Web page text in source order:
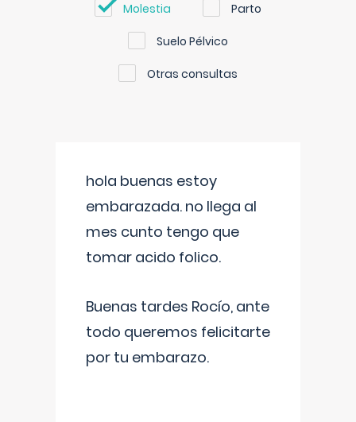
Molestia Parto
Suelo Pélvico
Otras consultas
hola buenas estoy
embarazada. no llega al
mes cunto tengo que
tomar acido folico.
Buenas tardes Rocío, ante
todo queremos felicitarte
por tu embarazo.